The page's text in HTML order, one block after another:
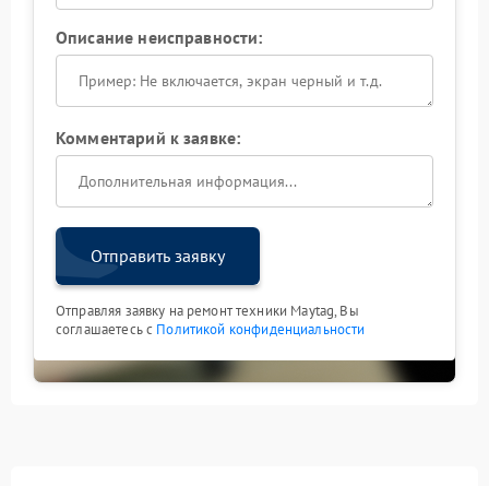
Описание неисправности:
Комментарий к заявке:
Отправить заявку
Отправляя заявку на ремонт техники Maytag, Вы
соглашаетесь с Политикой конфиденциальности